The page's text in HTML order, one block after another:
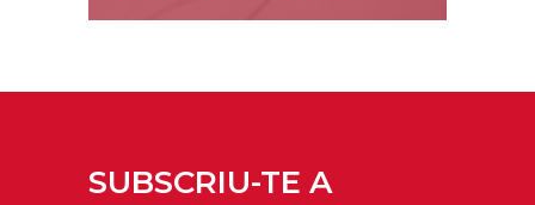
SUBSCRIU-TE A